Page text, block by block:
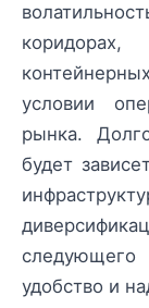
условии
рынка.
будет
удобство и